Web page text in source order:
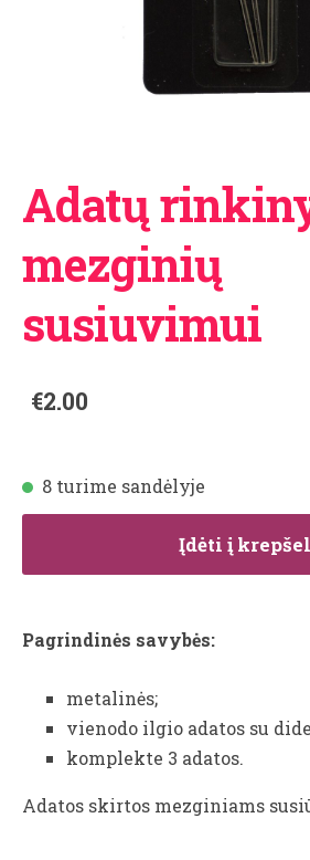
Adatų
mezginių
susiuvimui
€2.00
8 turime sandėlyje
Įdėti į
Pagrindinės savybės:
metalinės;
vienodo ilgio adatos su
komplekte 3 adatos.
Adatos skirtos mezginiams